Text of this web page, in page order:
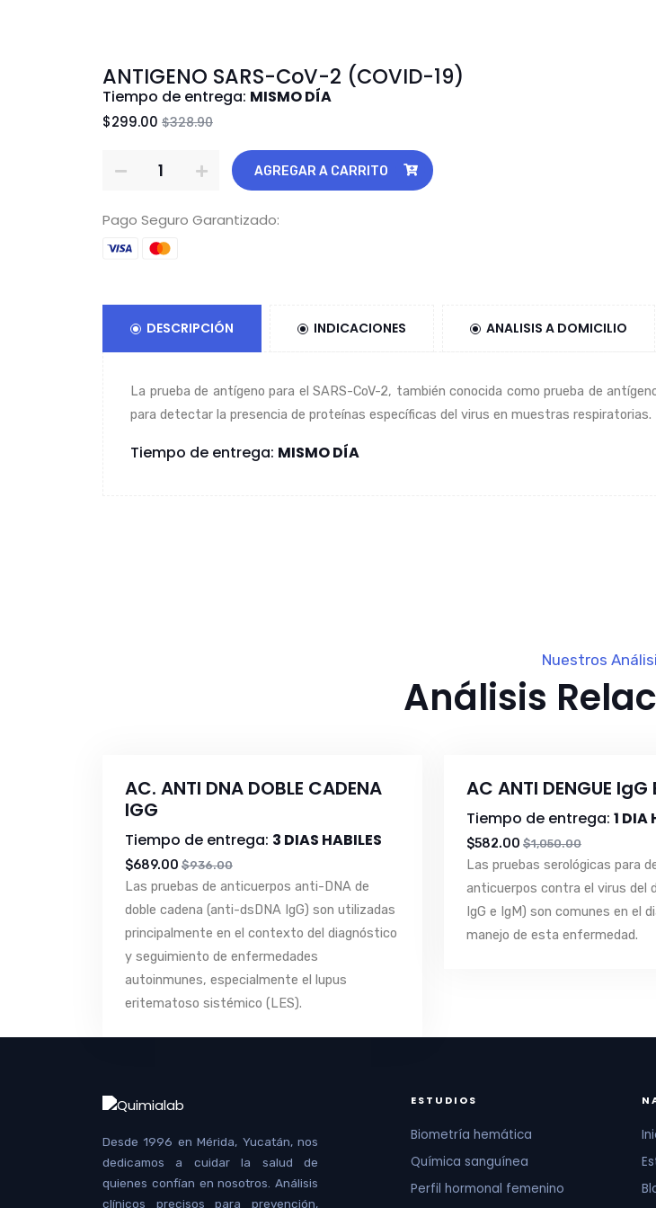
ANTIGENO SARS-CoV-2 (COVID-19)
Tiempo de entrega: MISMO DÍA
$299.00 $328.90
AGREGAR A CARRITO
Pago Seguro Garantizado:
DESCRIPCIÓN INDICACIONES ANALISIS A DOMICILIO
La prueba de antígeno para el SARS-CoV-2, también conocida como prueba de
para detectar la presencia de proteínas específicas del virus en muestras respiratorias.
Tiempo de entrega: MISMO DÍA
Nuestros
Análisis
AC. ANTI DNA DOBLE CADENA
IGG
Tiempo de entrega: 3 DIAS HABILES
$689.00 $936.00
Las pruebas de anticuerpos anti-DNA de
doble cadena (anti-dsDNA IgG) son utilizadas
principalmente en el contexto del diagnóstico
y seguimiento de enfermedades
autoinmunes, especialmente el lupus
eritematoso sistémico (LES).
AC ANTI DENGUE IgG
Tiempo de entrega: 1 DIA
$582.00 $1,050.00
Las pruebas serológicas para
anticuerpos contra el virus del
IgG e IgM) son comunes en el
manejo de esta enfermedad.
Desde 1996 en Mérida, Yucatán, nos
dedicamos a cuidar la salud de
quienes confían en nosotros. Análisis
clínicos precisos para prevención,
ESTUDIOS
Biometría hemática
Química sanguínea
Perfil hormonal femenino